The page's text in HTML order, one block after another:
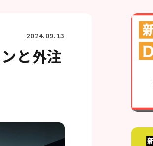
2024.09.13
と外注